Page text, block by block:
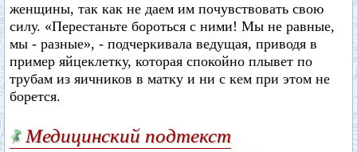
женщины, так как не даем им почувствовать свою
силу. «Перестаньте бороться с ними! Мы не равные,
мы - разные», - подчеркивала ведущая, приводя в
пример яйцеклетку, которая спокойно плывет по
трубам из яичников в матку и ни с кем при этом не
борется.
Медицинский подтекст